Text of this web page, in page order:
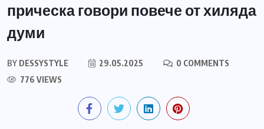
прическа говори повече от хиляда
думи
BY DESSYSTYLE 29.05.2025
0 COMMENTS
776 VIEWS